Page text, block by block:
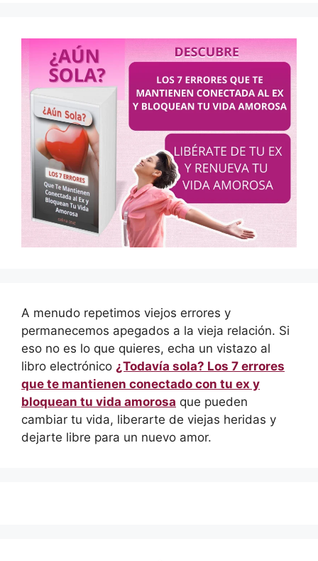
A menudo repetimos viejos errores y
permanecemos apegados a la vieja relación. Si
eso no es lo que quieres, echa un vistazo al
libro electrónico ¿Todavía sola? Los 7 errores
que te mantienen conectado con tu ex y
bloquean tu vida amorosa que pueden
cambiar tu vida, liberarte de viejas heridas y
dejarte libre para un nuevo amor.